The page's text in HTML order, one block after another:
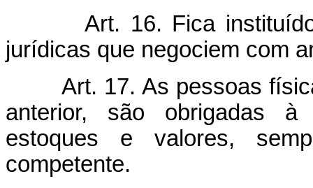
Art. 16. Fica
jurídicas que negociem com
Art. 17. As pessoas
anterior, são obrigadas à
estoques e valores,
competente.